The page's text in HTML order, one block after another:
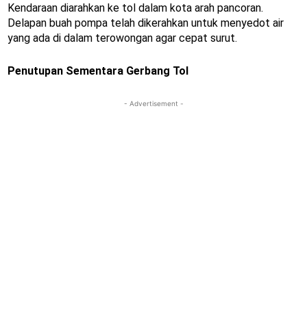
Kendaraan diarahkan ke tol dalam kota arah pancoran.
Delapan buah pompa telah dikerahkan untuk menyedot air
yang ada di dalam terowongan agar cepat surut.
Penutupan Sementara Gerbang Tol
- Advertisement -